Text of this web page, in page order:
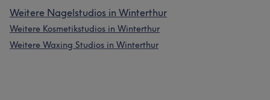
Weitere Nagelstudios in Winterthur
Weitere Kosmetikstudios in Winterthur
Weitere Waxing Studios in Winterthur